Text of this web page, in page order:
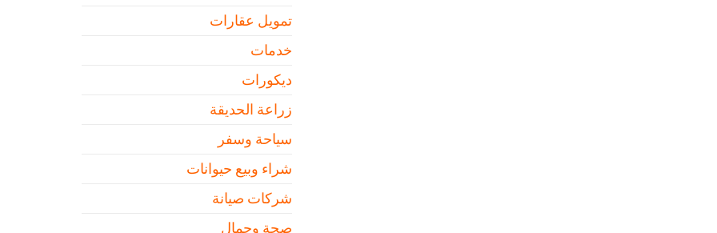
تمويل عقارات
خدمات
ديكورات
زراعة الحديقة
سياحة وسفر
شراء وبيع حيوانات
شركات صيانة
صحة وجمال